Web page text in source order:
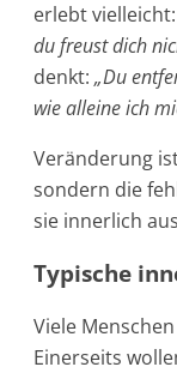
erlebt vielleicht:
du freust dich
denkt: „Du
wie alleine ich
Veränderung
sondern die
sie innerlich
Typische
Viele
Einerseits